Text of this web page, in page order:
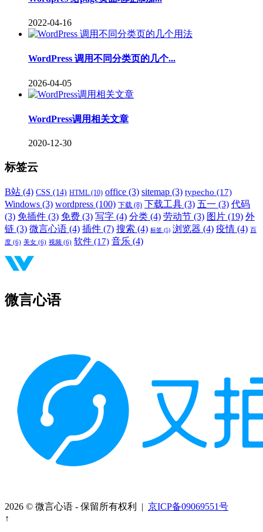
2022-04-16
WordPress 调用不同分类页的几个...
2026-04-05
WordPress调用相关文章
2020-12-30
标签云
B站 (4) CSS (14) HTML (10) office (3) sitemap (3) typecho (17)
Windows (3) wordpress (100) 下载 (8) 下载工具 (3) 五一 (3) 代码
(3) 免插件 (3) 免费 (3) 写字 (4) 分类 (4) 劳动节 (3) 图片 (19) 外
链 (3) 微言心语 (4) 插件 (7) 搜索 (4) 标签 (5) 浏览器 (4) 疫情 (4) 百
度 (6) 美女 (6) 视频 (6) 软件 (17) 音乐 (4)
微言心语
2026 © 微言心语 - 保留所有权利 | 京ICP备09069551号
↑